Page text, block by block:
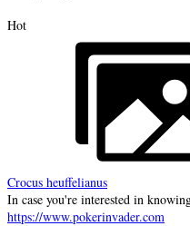
Hot
Crocus heuffelianus
In case you're interested in
https://www.pokerinvader.com